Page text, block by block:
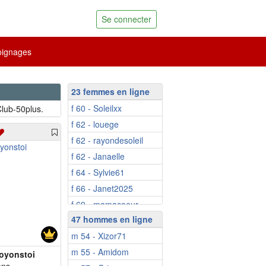
Se connecter
50plus.
23 femmes en ligne
f 60 - Soleilxx
f 62 - louege
f 62 - rayondesoleil
f 62 - Janaelle
f 64 - Sylvie61
f 66 - Janet2025
f 69 - mamacoeur
f 69 - carsey
f 71 - Popoline
f 80 - Mimiela
47 hommes en ligne
m 54 - Xizor71
m 55 - Amidom